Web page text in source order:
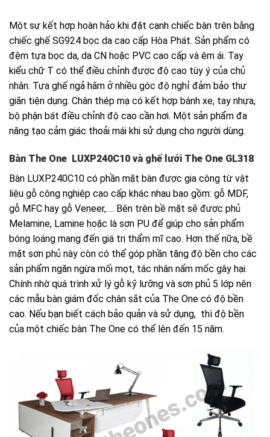
Một sự kết hợp hoàn hảo khi đặt cạnh chiếc bàn trên bằng
chiếc ghế SG924 bọc da cao cấp Hòa Phát. Sản phẩm có
đệm tựa bọc da, da CN hoặc PVC cao cấp và êm ái. Tay
kiểu chữ T có thể điều chỉnh được độ cao tùy ý của chủ
nhân. Tựa ghế ngả hãm ở nhiều góc độ nghỉ đảm bảo thư
giãn tiện dụng. Chân thép mạ có kết hợp bánh xe, tay nhựa,
bộ phận bát điều chỉnh độ cao cần hơi. Một sản phẩm đa
năng tạo cảm giác thoải mái khi sử dụng cho người dùng.
Bàn The One LUXP240C10 và ghế lưới The One GL318
Bàn LUXP240C10 có phần mặt bàn được gia công từ vật
liệu gỗ công nghiệp cao cấp khác nhau bao gồm: gỗ MDF,
gỗ MFC hay gỗ Veneer,…. Bên trên bề mặt sẽ được phủ
Melamine, Lamine hoặc là sơn PU để giúp cho sản phẩm
bóng loáng mang đến giá trị thẩm mĩ cao. Hơn thế nữa, bề
mặt sơn phủ này còn có thể góp phần tăng độ bền cho các
sản phẩm ngăn ngừa mối mọt, tác nhân nấm mốc gây hại.
Chính nhờ quá trình xử lý gỗ kỹ lưỡng và sơn phủ 5 lớp nên
các mẫu bàn giám đốc chân sắt của The One có độ bền
cao. Nếu bạn biết cách bảo quản và sử dụng, thì độ bền
của một chiếc bàn The One có thể lên đến 15 năm.